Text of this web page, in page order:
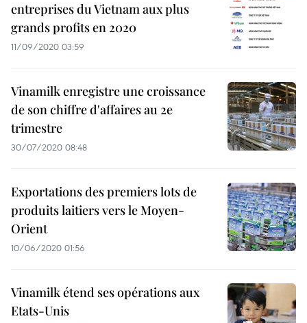
entreprises du Vietnam aux plus
grands profits en 2020
11/09/2020 03:59
Vinamilk enregistre une croissance
de son chiffre d'affaires au 2e
trimestre
30/07/2020 08:48
Exportations des premiers lots de
produits laitiers vers le Moyen-
Orient
10/06/2020 01:56
Vinamilk étend ses opérations aux
Etats-Unis